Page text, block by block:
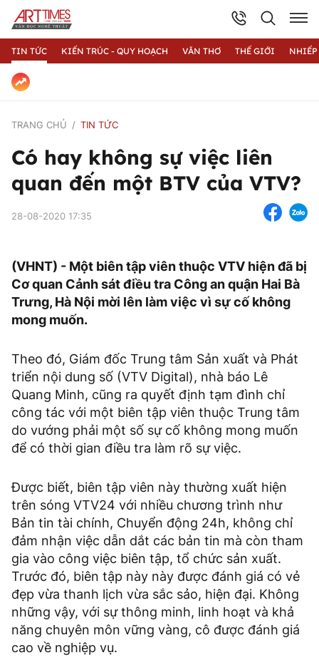
TIN TỨC KIẾN TRÚC - QUY HOẠCH VĂN THƠ THẾ GIỚI
TRANG CHỦ TIN TỨC
Có hay không sự việc liên
quan đến một BTV của VTV?
28-08-2020 17:35
(VHNT) - Một biên tập viên thuộc VTV hiện đã bị
Cơ quan Cảnh sát điều tra Công an quận Hai Bà
Trưng, Hà Nội mời lên làm việc vì sự cố không
mong muốn.
Theo đó, Giám đốc Trung tâm Sản xuất và Phát
triển nội dung số (VTV Digital), nhà báo Lê
Quang Minh, cũng ra quyết định tạm đình chỉ
công tác với một biên tập viên thuộc Trung tâm
do vướng phải một số sự cố không mong muốn
để có thời gian điều tra làm rõ sự việc.
Được biết, biên tập viên này thường xuất hiện
trên sóng VTV24 với nhiều chương trình như
Bản tin tài chính, Chuyển động 24h, không chỉ
đảm nhận việc dẫn dắt các bản tin mà còn tham
gia vào công việc biên tập, tổ chức sản xuất.
Trước đó, biên tập này này được đánh giá có vẻ
đẹp vừa thanh lịch vừa sắc sảo, hiện đại. Không
những vậy, với sự thông minh, linh hoạt và khả
năng chuyên môn vững vàng, cô được đánh giá
cao về nghiệp vụ.